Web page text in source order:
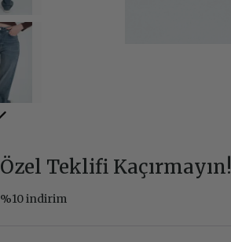
Teklifi Kaçırmayın!
indirim